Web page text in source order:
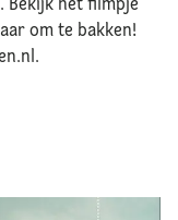
Bekijk het filmpje
om te bakken!